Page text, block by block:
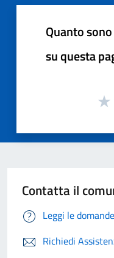
Quanto
su questa
Contatta il
Leggi le
Richiedi